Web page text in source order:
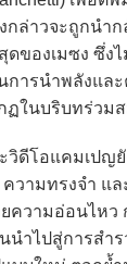
กล่าวจะถูกนำ
ของเมซง ซึ่ง
การนำพลังแล
ฏในบริบทร่วม
โอแคมเปญยั
ความทรงจำ แ
ความอ่อนไหว
นำไปสู่การสำ